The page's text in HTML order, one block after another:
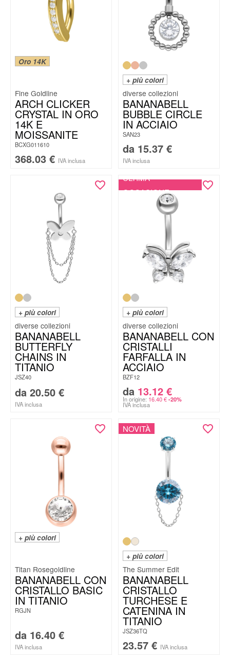
Oro 14K
Fine Goldline
ARCH CLICKER
CRYSTAL IN ORO
14K E
MOISSANITE
BCXG011610
368.03 € IVA inclusa
+ più colori
BANANABELL
BUBBLE CIRCLE
IN ACCIAIO
SAN23
da 15.37 €
IVA inclusa
+ più colori
BANANABELL
BUTTERFLY
CHAINS IN
TITANIO
JSZ40
da 20.50 €
IVA inclusa
ULTIMA
OCCASIONE
+ più colori
BANANABELL CON
CRISTALLI
FARFALLA IN
ACCIAIO
BZF12
da 13.12 €
In origine: 16.40€ -20%
IVA inclusa
+ più colori
Titan Rosegoldline
BANANABELL CON
CRISTALLO BASIC
IN TITANIO
RGJN
da 16.40 €
IVA inclusa
NOVITÀ
+ più colori
The Summer Edit
BANANABELL
CRISTALLO
TURCHESE E
CATENINA IN
TITANIO
JSZ36TQ
23.57 € IVA inclusa